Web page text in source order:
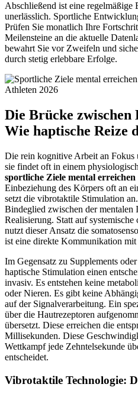
Abschließend ist eine
unerlässlich. Sportliche
Prüfen Sie monatlich Ihre
Meilensteine an die aktuelle
bewahrt Sie vor Zweifeln und
durch stetig erlebbare Erfolge.
Die Brücke
Wie haptische Reize
Die rein kognitive Arbeit an Fokus
sie findet oft in einem
sportliche Ziele mental erreichen
Einbeziehung des Körpers oft an
setzt die vibrotaktile Stimulation
Bindeglied zwischen der mentalen
Realisierung. Statt auf systemische
nutzt dieser Ansatz die
ist eine direkte Kommunikation mit
Im Gegensatz zu Supplements
haptische Stimulation einen
invasiv. Es entstehen keine
oder Nieren. Es gibt keine
auf der Signalverarbeitung. Ein
über die Hautrezeptoren
übersetzt. Diese erreichen die
Millisekunden. Diese
Wettkampf jede Zehntelsekunde
entscheidet.
Vibrotaktile Technologie: